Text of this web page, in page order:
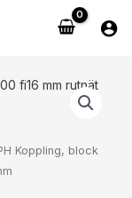
Koppling, block